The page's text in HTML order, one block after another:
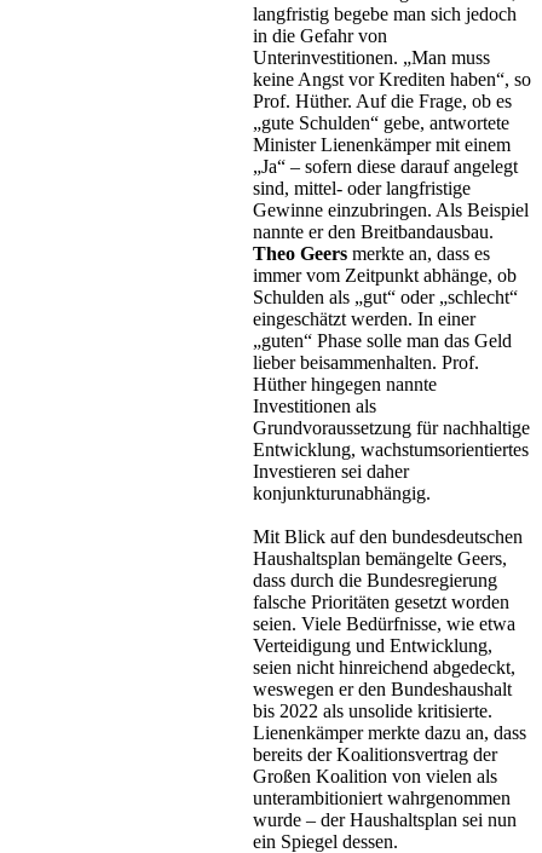
langfristig begebe man sich jedoch
in die Gefahr von
Unterinvestitionen. „Man muss
keine Angst vor Krediten haben“, so
Prof. Hüther. Auf die Frage, ob es
„gute Schulden“ gebe, antwortete
Minister Lienenkämper mit einem
„Ja“ – sofern diese darauf angelegt
sind, mittel- oder langfristige
Gewinne einzubringen. Als Beispiel
nannte er den Breitbandausbau.
Theo Geers merkte an, dass es
immer vom Zeitpunkt abhänge, ob
Schulden als „gut“ oder „schlecht“
eingeschätzt werden. In einer
„guten“ Phase solle man das Geld
lieber beisammenhalten. Prof.
Hüther hingegen nannte
Investitionen als
Grundvoraussetzung für nachhaltige
Entwicklung, wachstumsorientiertes
Investieren sei daher
konjunkturunabhängig.
Mit Blick auf den bundesdeutschen
Haushaltsplan bemängelte Geers,
dass durch die Bundesregierung
falsche Prioritäten gesetzt worden
seien. Viele Bedürfnisse, wie etwa
Verteidigung und Entwicklung,
seien nicht hinreichend abgedeckt,
weswegen er den Bundeshaushalt
bis 2022 als unsolide kritisierte.
Lienenkämper merkte dazu an, dass
bereits der Koalitionsvertrag der
Großen Koalition von vielen als
unterambitioniert wahrgenommen
wurde – der Haushaltsplan sei nun
ein Spiegel dessen.